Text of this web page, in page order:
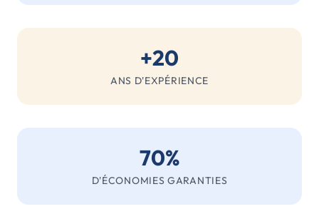
+20
ANS D'EXPÉRIENCE
70%
D'ÉCONOMIES GARANTIES